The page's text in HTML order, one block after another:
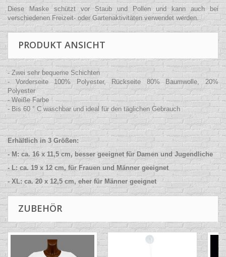
Diese Maske schützt vor Staub und Pollen und kann auch bei
verschiedenen Freizeit- oder Gartenaktivitäten verwendet werden.
PRODUKT ANSICHT
- Zwei sehr bequeme Schichten
- Vorderseite 100% Polyester, Rückseite 80% Baumwolle, 20%
Polyester
- Weiße Farbe
- Bis 60 ° C waschbar und ideal für den täglichen Gebrauch
Erhältlich in 3 Größen:
- M: ca. 16 x 11,5 cm, besser geeignet für Damen und Jugendliche
- L: ca. 19 x 12 cm, für Frauen und Männer geeignet
- XL: ca. 20 x 12,5 cm, eher für Männer geeignet
ZUBEHÖR